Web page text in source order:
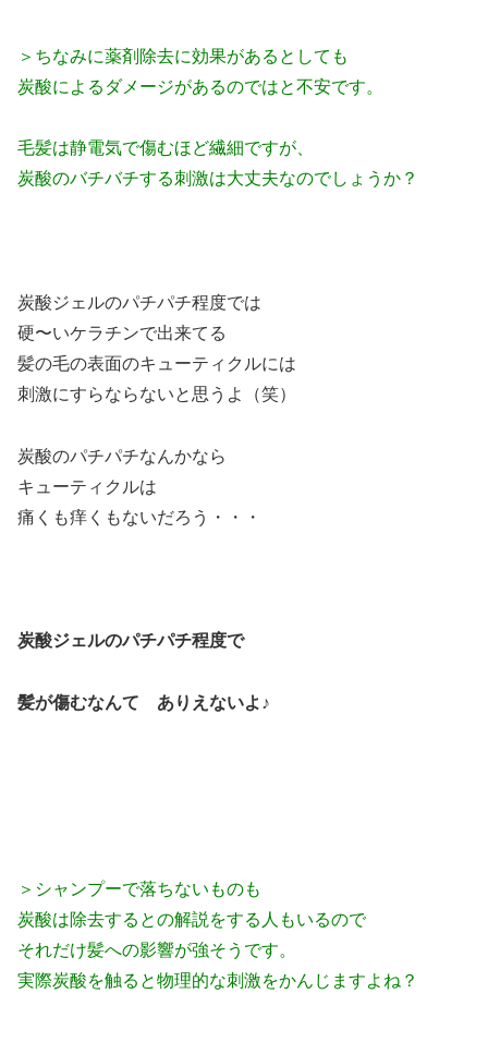
＞ちなみに薬剤除去に効果があるとしても
炭酸によるダメージがあるのではと不安です。
毛髪は静電気で傷むほど繊細ですが、
炭酸のバチバチする刺激は大丈夫なのでしょうか？
炭酸ジェルのパチパチ程度では
硬〜いケラチンで出来てる
髪の毛の表面のキューティクルには
刺激にすらならないと思うよ（笑）
炭酸のパチパチなんかなら
キューティクルは
痛くも痒くもないだろう・・・
炭酸ジェルのパチパチ程度で
髪が傷むなんて ありえないよ♪
＞シャンプーで落ちないものも
炭酸は除去するとの解説をする人もいるので
それだけ髪への影響が強そうです。
実際炭酸を触ると物理的な刺激をかんじますよね？